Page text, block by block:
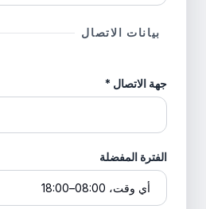
بيانات الاتصال
جهة الاتصال *
الفترة المفضلة